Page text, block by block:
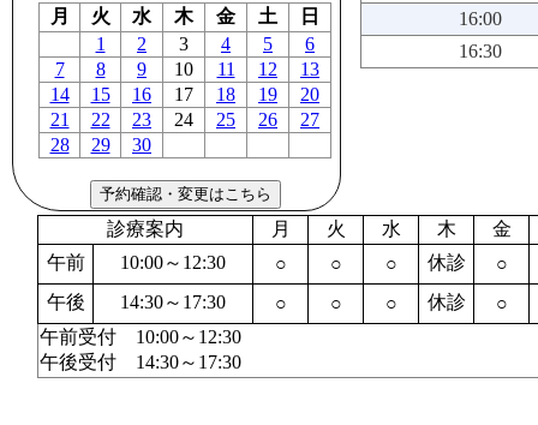
月
火 水 木 金 土
日
1
2 3 4 5
6
7
8 9 10 11 12
13
14
15 16 17 18 19
20
21
22 23 24 25 26
27
28
29 30
16:00
16:30
診療案内 月 火 水 木
金
午前
10:00～12:30 ○ ○ ○ 休診
○
午後
14:30～17:30 ○ ○ ○ 休診
○
午前受付 10:00～12:30
午後受付 14:30～17:30